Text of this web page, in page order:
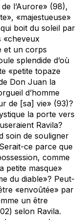
l’Aurore» (98),
«majestueuse»
boit du soleil par
«cheveux
et un corps
splendide d’où
«petite topaze
Don Juan la
d’homme
de [sa] vie» (93)?
la porte vers
Ravila?
soin de souligner
ce parce que
comme
petite masque»
du diable»? Peut-
«envoûtée» par
un être
selon Ravila.